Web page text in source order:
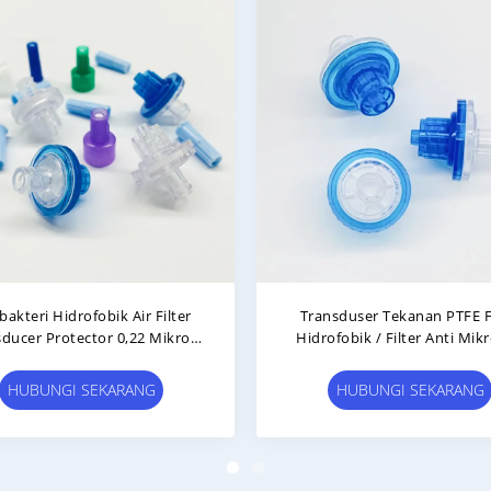
Hidrofobik PTFE Berkode
Untuk Terapi Hemodialisis
HUBUNGI SEKARANG
Perlengkapan
Berkualitas Medis Luer
HUBUNGI SEKARANG